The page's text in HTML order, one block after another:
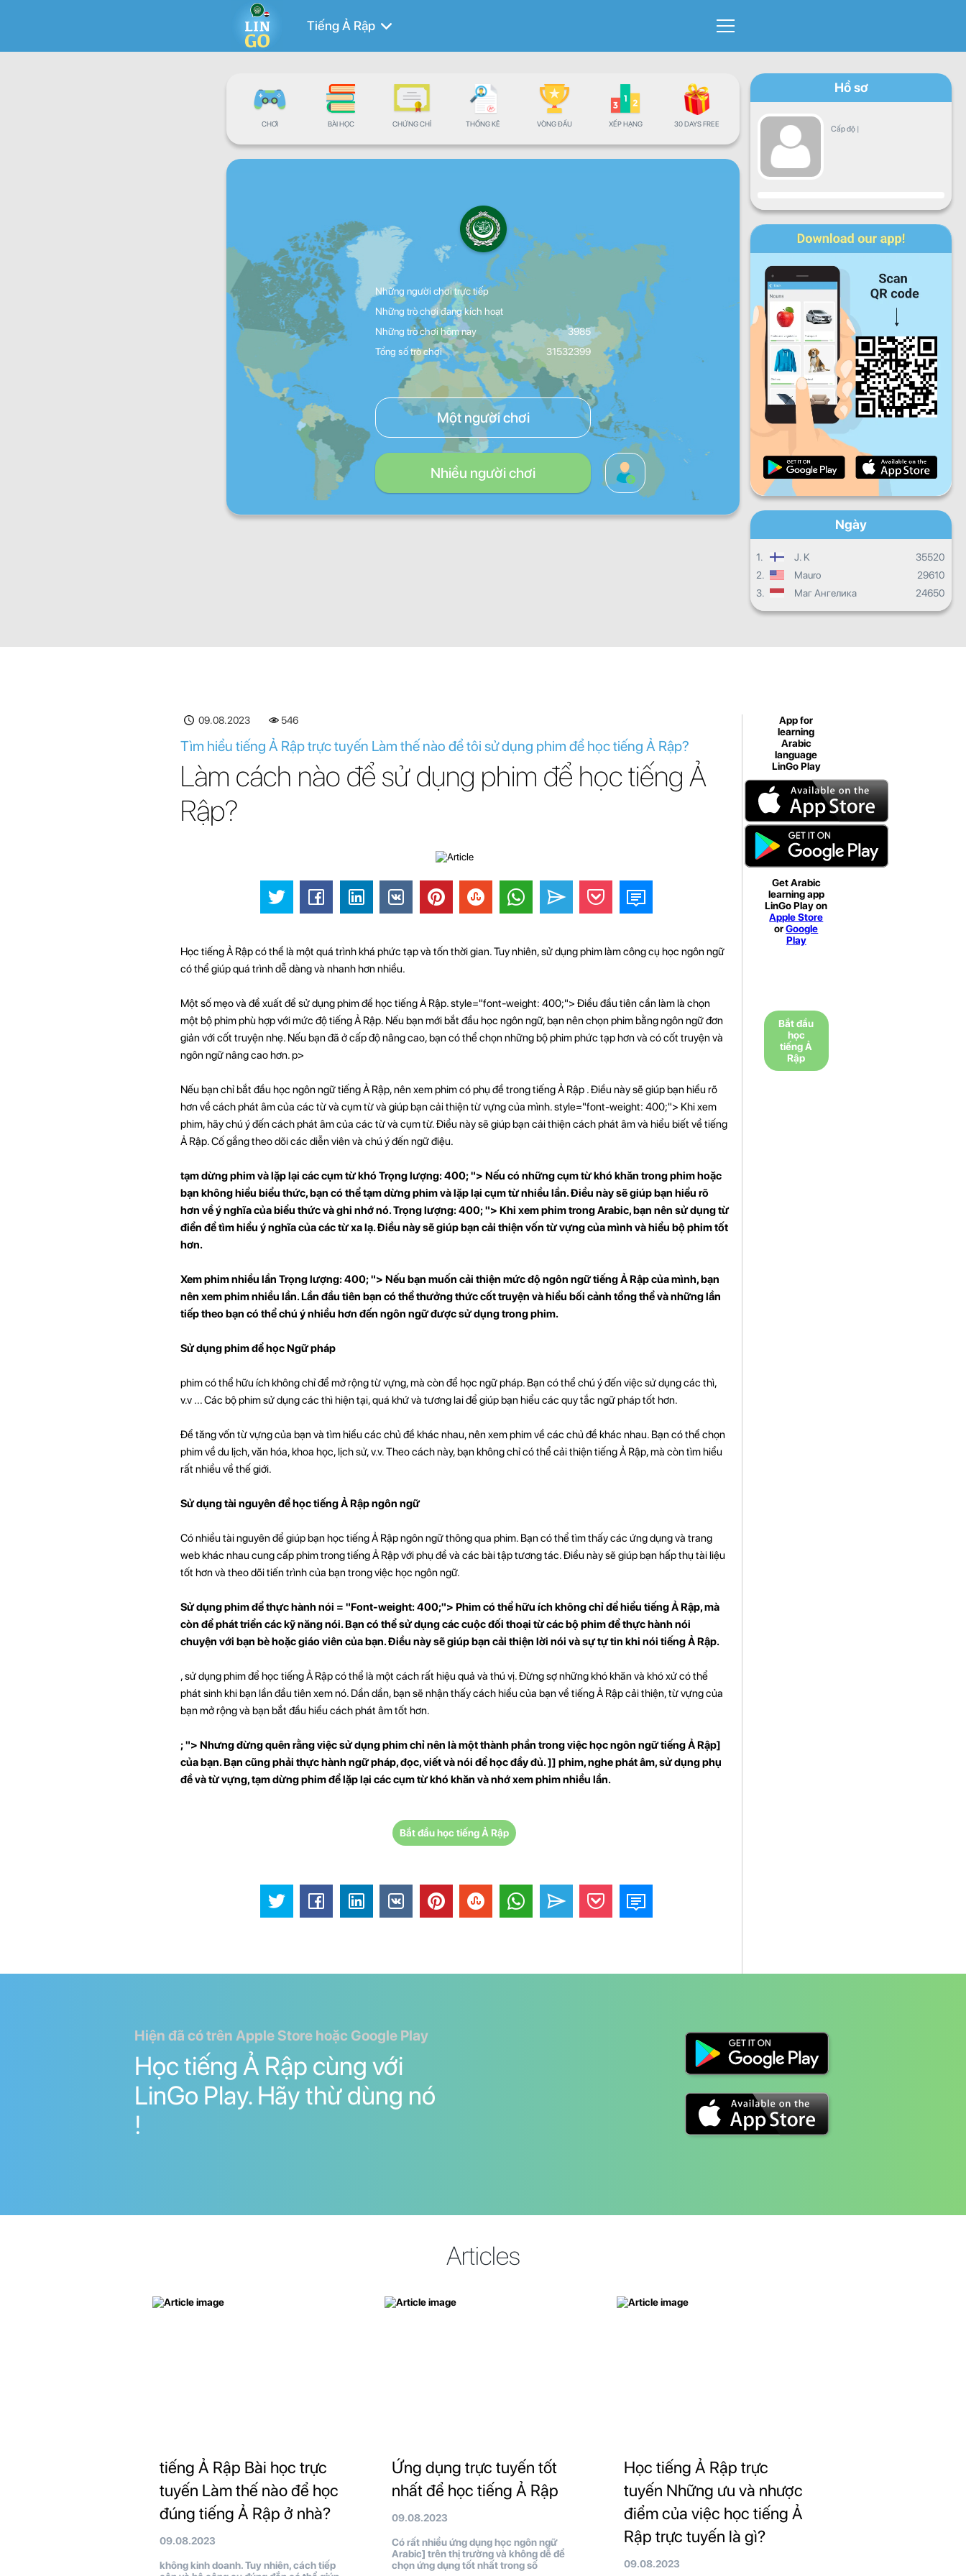
Tiếng Ả Rập
CHƠI BÀI HỌC CHỨNG CHỈ THỐNG KÊ VÒNG ĐẤU XẾP HẠNG 30 DAYS FREE
Những người chơi trực tiếp
Những trò chơi đang kích hoạt
Những trò chơi hôm nay
3985
Tổng số trò chơi
31532399
Một người chơi
Nhiều người chơi
Hồ sơ
Cấp độ |
Sự tiến triển
Thứ hai Thứ tư Thứ
Thứ sáu Thứ bảy Chủ
nhật
Quá trình hàng ngày
Quá trình hàng tháng
Sự tiến triển chung
Ngày
1. J. K
35520
2.
Mauro
29610
3.
Маг Ангелика 24650
09.08.2023 547
Tìm hiểu tiếng Ả Rập trực tuyến Làm thế nào để tôi sử dụng phim để học tiếng Ả Rập?
Làm cách nào để sử dụng phim để học tiếng Ả
Rập?
Học tiếng Ả Rập có thể là một quá trình khá phức tạp và tốn thời gian. Tuy nhiên, sử dụng phim làm công cụ học ngôn ngữ
có thể giúp quá trình dễ dàng và nhanh hơn nhiều.
Một số mẹo và đề xuất để sử dụng phim để học tiếng Ả Rập. style="font-weight: 400;"> Điều đầu tiên cần làm là chọn
một bộ phim phù hợp với mức độ tiếng Ả Rập. Nếu bạn mới bắt đầu học ngôn ngữ, bạn nên chọn phim bằng ngôn ngữ đơn
giản với cốt truyện nhẹ. Nếu bạn đã ở cấp độ nâng cao, bạn có thể chọn những bộ phim phức tạp hơn và có cốt truyện và
ngôn ngữ nâng cao hơn. p>
Nếu bạn chỉ bắt đầu học ngôn ngữ tiếng Ả Rập, nên xem phim có phụ đề trong tiếng Ả Rập . Điều này sẽ giúp bạn hiểu rõ
hơn về cách phát âm của các từ và cụm từ và giúp bạn cải thiện từ vựng của mình. style="font-weight: 400;"> Khi xem
phim, hãy chú ý đến cách phát âm của các từ và cụm từ. Điều này sẽ giúp bạn cải thiện cách phát âm và hiểu biết về tiếng
Ả Rập. Cố gắng theo dõi các diễn viên và chú ý đến ngữ điệu.
tạm dừng phim và lặp lại các cụm từ khó Trọng lượng: 400; "> Nếu có những cụm từ khó khăn trong phim hoặc
bạn không hiểu biểu thức, bạn có thể tạm dừng phim và lặp lại cụm từ nhiều lần. Điều này sẽ giúp bạn hiểu rõ
hơn về ý nghĩa của biểu thức và ghi nhớ nó. Trọng lượng: 400; "> Khi xem phim trong Arabic, bạn nên sử dụng từ
điển để tìm hiểu ý nghĩa của các từ xa lạ. Điều này sẽ giúp bạn cải thiện vốn từ vựng của mình và hiểu bộ phim tốt
hơn.
Xem phim nhiều lần Trọng lượng: 400; "> Nếu bạn muốn cải thiện mức độ ngôn ngữ tiếng Ả Rập của mình, bạn
nên xem phim nhiều lần. Lần đầu tiên bạn có thể thưởng thức cốt truyện và hiểu bối cảnh tổng thể và những lần
tiếp theo bạn có thể chú ý nhiều hơn đến ngôn ngữ được sử dụng trong phim.
Sử dụng phim để học Ngữ pháp
phim có thể hữu ích không chỉ để mở rộng từ vựng, mà còn để học ngữ pháp. Bạn có thể chú ý đến việc sử dụng các thì,
v.v ... Các bộ phim sử dụng các thì hiện tại, quá khứ và tương lai để giúp bạn hiểu các quy tắc ngữ pháp tốt hơn.
Để tăng vốn từ vựng của bạn và tìm hiểu các chủ đề khác nhau, nên xem phim về các chủ đề khác nhau. Bạn có thể chọn
phim về du lịch, văn hóa, khoa học, lịch sử, v.v. Theo cách này, bạn không chỉ có thể cải thiện tiếng Ả Rập, mà còn tìm hiểu
rất nhiều về thế giới.
Sử dụng tài nguyên để học tiếng Ả Rập ngôn ngữ
Có nhiều tài nguyên để giúp bạn học tiếng Ả Rập ngôn ngữ thông qua phim. Bạn có thể tìm thấy các ứng dụng và trang
web khác nhau cung cấp phim trong tiếng Ả Rập với phụ đề và các bài tập tương tác. Điều này sẽ giúp bạn hấp thụ tài liệu
tốt hơn và theo dõi tiến trình của bạn trong việc học ngôn ngữ.
Sử dụng phim để thực hành nói = "Font-weight: 400;"> Phim có thể hữu ích không chỉ để hiểu tiếng Ả Rập, mà
còn để phát triển các kỹ năng nói. Bạn có thể sử dụng các cuộc đối thoại từ các bộ phim để thực hành nói
chuyện với bạn bè hoặc giáo viên của bạn. Điều này sẽ giúp bạn cải thiện lời nói và sự tự tin khi nói tiếng Ả Rập.
, sử dụng phim để học tiếng Ả Rập có thể là một cách rất hiệu quả và thú vị. Đừng sợ những khó khăn và khó xử có thể
phát sinh khi bạn lần đầu tiên xem nó. Dần dần, bạn sẽ nhận thấy cách hiểu của bạn về tiếng Ả Rập cải thiện, từ vựng của
bạn mở rộng và bạn bắt đầu hiểu cách phát âm tốt hơn.
; "> Nhưng đừng quên rằng việc sử dụng phim chỉ nên là một thành phần trong việc học ngôn ngữ tiếng Ả Rập]
của bạn. Bạn cũng phải thực hành ngữ pháp, đọc, viết và nói để học đầy đủ. ]] phim, nghe phát âm, sử dụng phụ
đề và từ vựng, tạm dừng phim để lặp lại các cụm từ khó khăn và nhớ xem phim nhiều lần.
Bắt đầu học tiếng Ả Rập
App for
learning
Arabic
language
LinGo Play
Get Arabic
learning app
LinGo Play on
Apple Store
orGoogle
Play
Bắt đầu
học
tiếng Ả
Rập
Hiện đã có trên Apple Store hoặc Google Play
Học tiếng Ả Rập cùng với
LinGo Play. Hãy thừ dùng nó
!
Articles
tiếng Ả Rập Bài học trực
tuyến Làm thế nào để học
đúng tiếng Ả Rập ở nhà?
09.08.2023
không kinh doanh. Tuy nhiên, cách tiếp
Ứng dụng trực tuyến tốt
nhất để học tiếng Ả Rập
09.08.2023
Có rất nhiều ứng dụng học ngôn ngữ
Arabic] trên thị trường và không dễ để
chọn ứng dụng tốt nhất trong số
Học tiếng Ả Rập trực
tuyến Những ưu và nhược
điểm của việc học tiếng Ả
Rập trực tuyến là gì?
09.08.2023